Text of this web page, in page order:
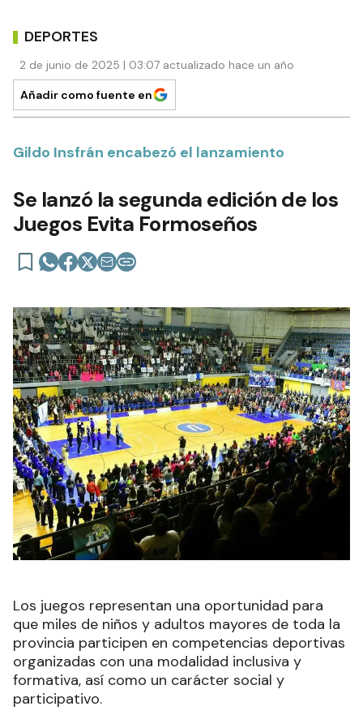
DEPORTES
2 de junio de 2025 | 03:07 actualizado hace un año
Añadir como fuente en
Gildo Insfrán encabezó el lanzamiento
Se lanzó la segunda edición de los
Juegos Evita Formoseños
Los juegos representan una oportunidad para
que miles de niños y adultos mayores de toda la
provincia participen en competencias deportivas
organizadas con una modalidad inclusiva y
formativa, así como un carácter social y
participativo.